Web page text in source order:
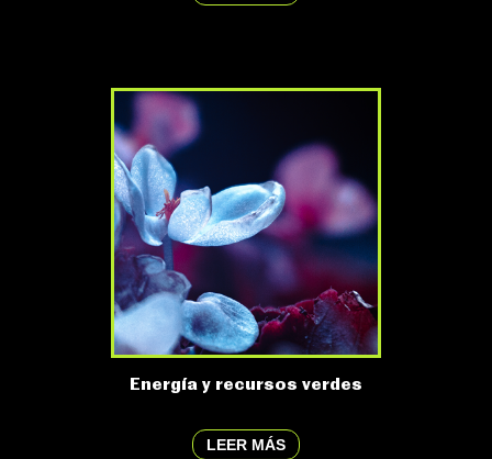
Energía y recursos verdes
LEER MÁS